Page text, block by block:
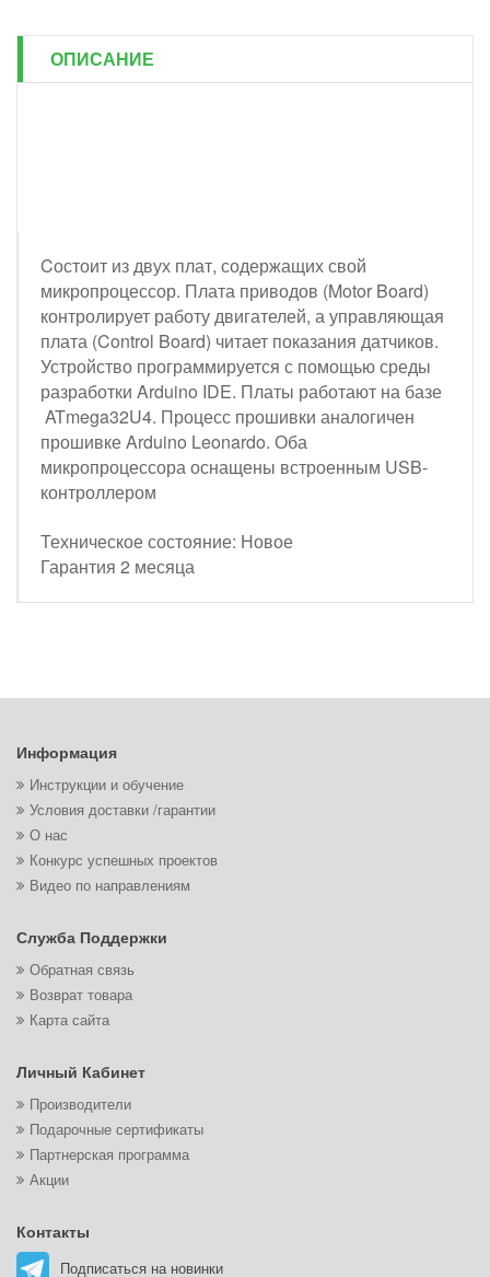
ОПИСАНИЕ
Cостоит из двух плат, содержащих свой
микропроцессор. Плата приводов (Motor Board)
контролирует работу двигателей, а управляющая
плата (Control Board) читает показания датчиков.
Устройство программируется с помощью среды
разработки Arduino IDE. Платы работают на базе
ATmega32U4. Процесс прошивки аналогичен
прошивке Arduino Leonardo. Оба
микропроцессора оснащены встроенным USB-
контроллером
Техническое состояние: Новое
Гарантия 2 месяца
Информация
Инструкции и обучение
Условия доставки /гарантии
О нас
Конкурс успешных проектов
Видео по направлениям
Служба Поддержки
Обратная связь
Возврат товара
Карта сайта
Личный Кабинет
Производители
Подарочные сертификаты
Партнерская программа
Акции
Контакты
Подписаться на новинки